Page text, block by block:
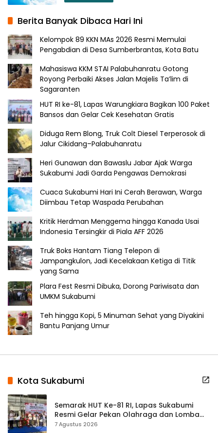
Berita Banyak Dibaca Hari Ini
Kelompok 89 KKN MAs 2026 Resmi Memulai
Pengabdian di Desa Sumberbrantas, Kota Batu
Mahasiswa KKM STAI Palabuhanratu Gotong
Royong Perbaiki Akses Jalan Majelis Ta’lim di
Sagaranten
HUT RI ke-81, Lapas Warungkiara Bagikan 100 Paket
Bansos dan Gelar Cek Kesehatan Gratis
Diduga Rem Blong, Truk Colt Diesel Terperosok di
Jalur Cikidang–Palabuhanratu
Heri Gunawan dan Bawaslu Jabar Ajak Warga
Sukabumi Jadi Garda Pengawas Demokrasi
Cuaca Sukabumi Hari Ini Cerah Berawan, Warga
Diimbau Tetap Waspada Perubahan
Kritik Herdman Menggema hingga Kanada Usai
Indonesia Tersingkir di Piala AFF 2026
Truk Boks Hantam Tiang Telepon di
Jampangkulon, Jadi Kecelakaan Ketiga di Titik
yang Sama
Plara Fest Resmi Dibuka, Dorong Pariwisata dan
UMKM Sukabumi
Teh hingga Kopi, 5 Minuman Sehat yang Diyakini
Bantu Panjang Umur
Kota Sukabumi
Semarak HUT Ke-81 RI, Lapas Sukabumi
Resmi Gelar Pekan Olahraga dan Lomba
Tradisional
7 Agustus 2026